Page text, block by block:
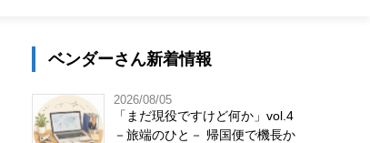
ベンダーさん新着情報
2026/08/05
「まだ現役ですけど何か」vol.4
－旅端のひと－ 帰国便で機長か